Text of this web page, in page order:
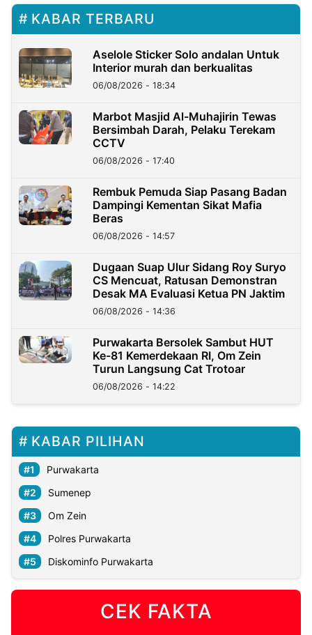
KABAR TERBARU
Aselole Sticker Solo andalan Untuk
Interior murah dan berkualitas
06/08/2026 - 18:34
Marbot Masjid Al-Muhajirin Tewas
Bersimbah Darah, Pelaku Terekam
CCTV
06/08/2026 - 17:40
Rembuk Pemuda Siap Pasang Badan
Dampingi Kementan Sikat Mafia
Beras
06/08/2026 - 14:57
Dugaan Suap Ulur Sidang Roy Suryo
CS Mencuat, Ratusan Demonstran
Desak MA Evaluasi Ketua PN Jaktim
06/08/2026 - 14:36
Purwakarta Bersolek Sambut HUT
Ke-81 Kemerdekaan RI, Om Zein
Turun Langsung Cat Trotoar
06/08/2026 - 14:22
KABAR PILIHAN
Purwakarta
Sumenep
Om Zein
Polres Purwakarta
Diskominfo Purwakarta
CEK FAKTA